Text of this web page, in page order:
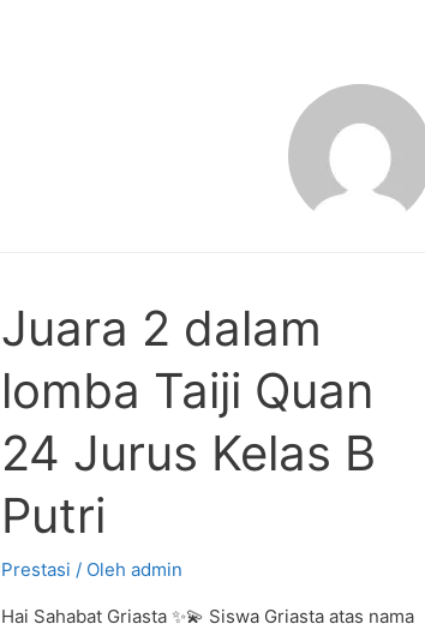
Juara 2 dalam
lomba Taiji Quan
24 Jurus Kelas B
Putri
Prestasi / Oleh admin
Hai Sahabat Griasta ✨💫 Siswa Griasta atas nama